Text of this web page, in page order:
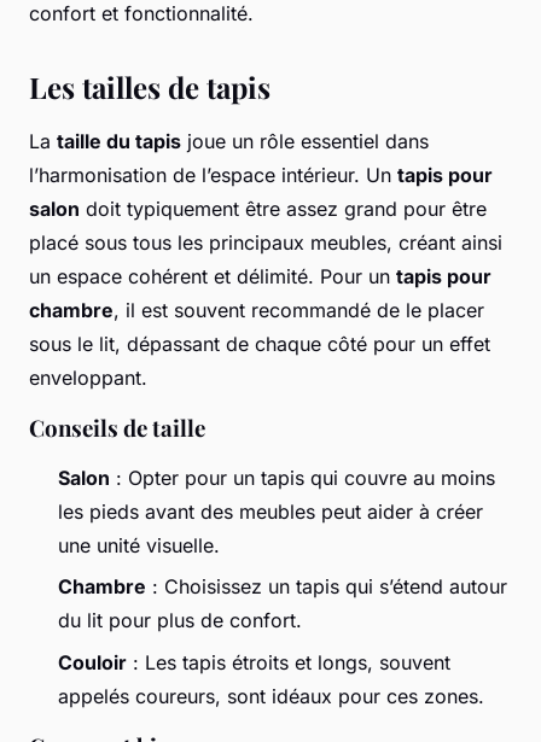
confort et fonctionnalité.
Les tailles de tapis
La taille du tapis joue un rôle essentiel dans
l’harmonisation de l’espace intérieur. Un tapis pour
salon doit typiquement être assez grand pour être
placé sous tous les principaux meubles, créant ainsi
un espace cohérent et délimité. Pour un tapis pour
chambre, il est souvent recommandé de le placer
sous le lit, dépassant de chaque côté pour un effet
enveloppant.
Conseils de taille
Salon : Opter pour un tapis qui couvre au moins
les pieds avant des meubles peut aider à créer
une unité visuelle.
Chambre : Choisissez un tapis qui s’étend autour
du lit pour plus de confort.
Couloir : Les tapis étroits et longs, souvent
appelés coureurs, sont idéaux pour ces zones.